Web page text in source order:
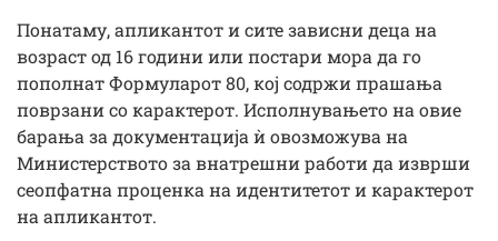
Понатаму, апликантот и сите зависни деца на
возраст од 16 години или постари мора да го
пополнат Формуларот 80, кој содржи прашања
поврзани со карактерот. Исполнувањето на овие
барања за документација ѝ овозможува на
Министерството за внатрешни работи да изврши
сеопфатна проценка на идентитетот и карактерот
на апликантот.